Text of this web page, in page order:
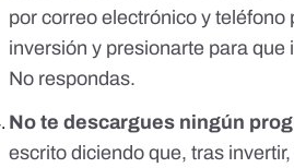
por correo electrónico y teléfono
inversión y presionarte para que
No respondas.
No te descargues ningún
escrito diciendo que, tras